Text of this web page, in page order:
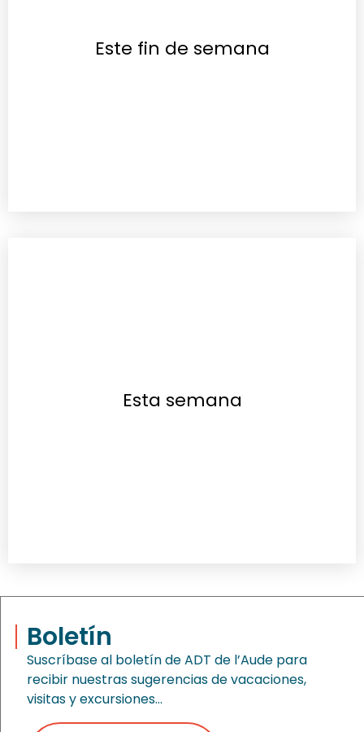
Este fin de semana
Esta semana
Boletín
Suscríbase al boletín de ADT de l’Aude para
recibir nuestras sugerencias de vacaciones,
visitas y excursiones…